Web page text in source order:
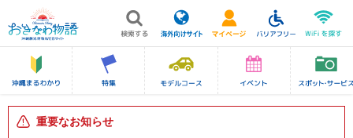
重要なお知らせ